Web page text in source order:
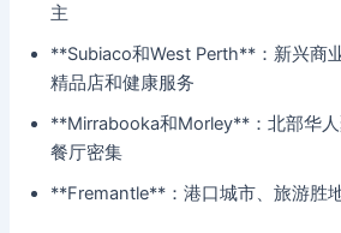
主
**Subiaco和West Perth**：新兴商
精品店和健康服务
**Mirrabooka和Morley**：北部华
餐厅密集
**Fremantle**：港口城市、旅游胜